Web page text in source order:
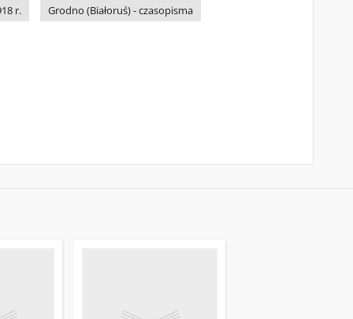
r. Grodno (Białoruś) - czasopisma